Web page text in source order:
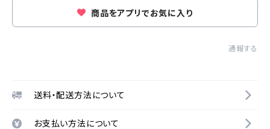
商品をアプリでお気に入り
通報する
送料・配送方法について
お支払い方法について